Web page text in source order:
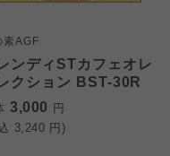
素AGF
ンディSTカフェオレ
クション BST-30R
3,000 円
3,240 円)